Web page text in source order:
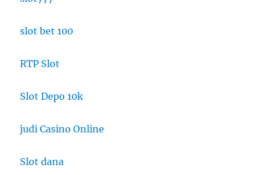
slot bet 100
RTP Slot
Slot Depo 10k
judi Casino Online
Slot dana